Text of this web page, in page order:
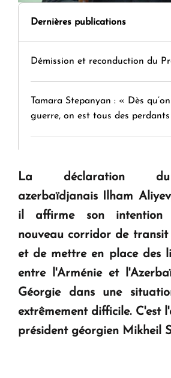
Dernières publications
Démission et reconduction du
Tamara Stepanyan : « Dès
guerre, on est tous des
question d'un référendum ne se
KASA : 30 ans d'audace, de
Le premier hôtel Hyatt
ouvrira ses portes à Dilijan
La déclaration du
azerbaïdjanais Ilham
il affirme son
nouveau corridor de
et de mettre en place des
entre l'Arménie et
Géorgie dans une
extrêmement difficile. C'est
président géorgien Mikheil